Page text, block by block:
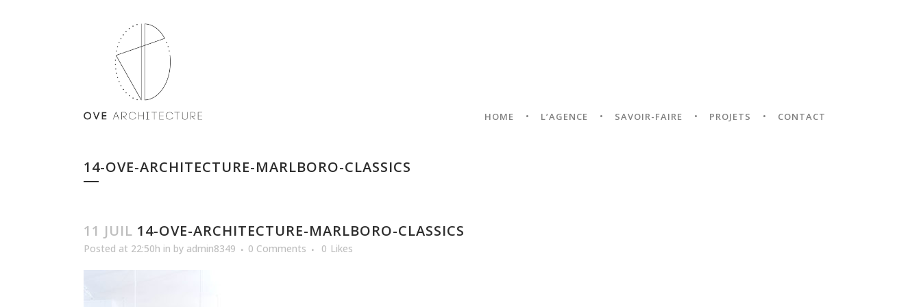
HOME L’AGENCE SAVOIR-FAIRE PROJETS CONTACT
14-OVE-ARCHITECTURE-MARLBORO-CLASSICS
11 JUIL 14-OVE-ARCHITECTURE-MARLBORO-CLASSICS
Posted at 22:50h in by admin8349 0 Comments 0 Likes